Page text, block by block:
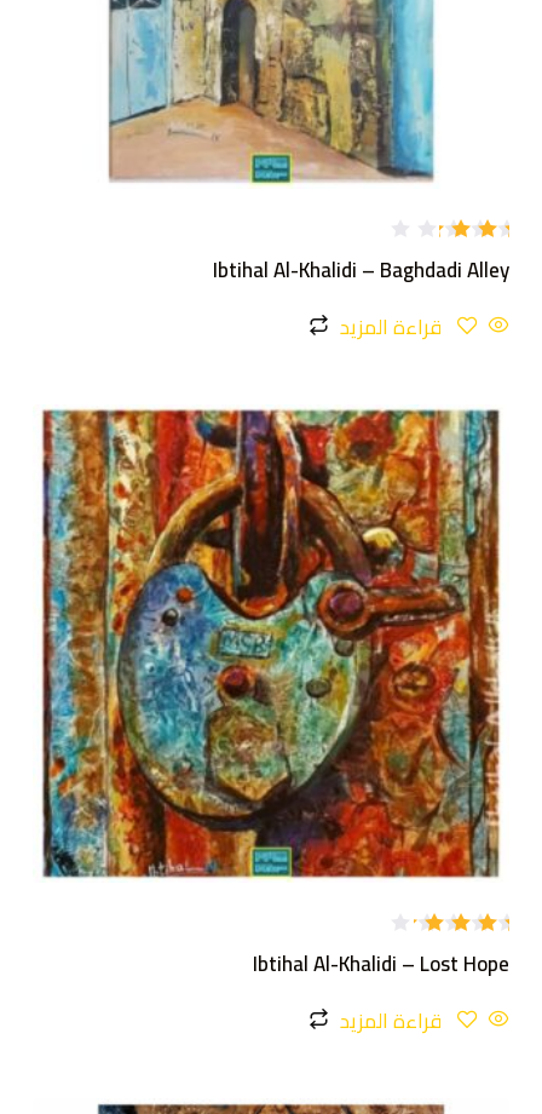
التقي
يم
من 5
Ibtihal Al-Khalidi – Baghdadi Alley
قراءة المزيد
التقييم
4.00
Ibtihal Al-Khalidi – Lost Hope
قراءة المزيد